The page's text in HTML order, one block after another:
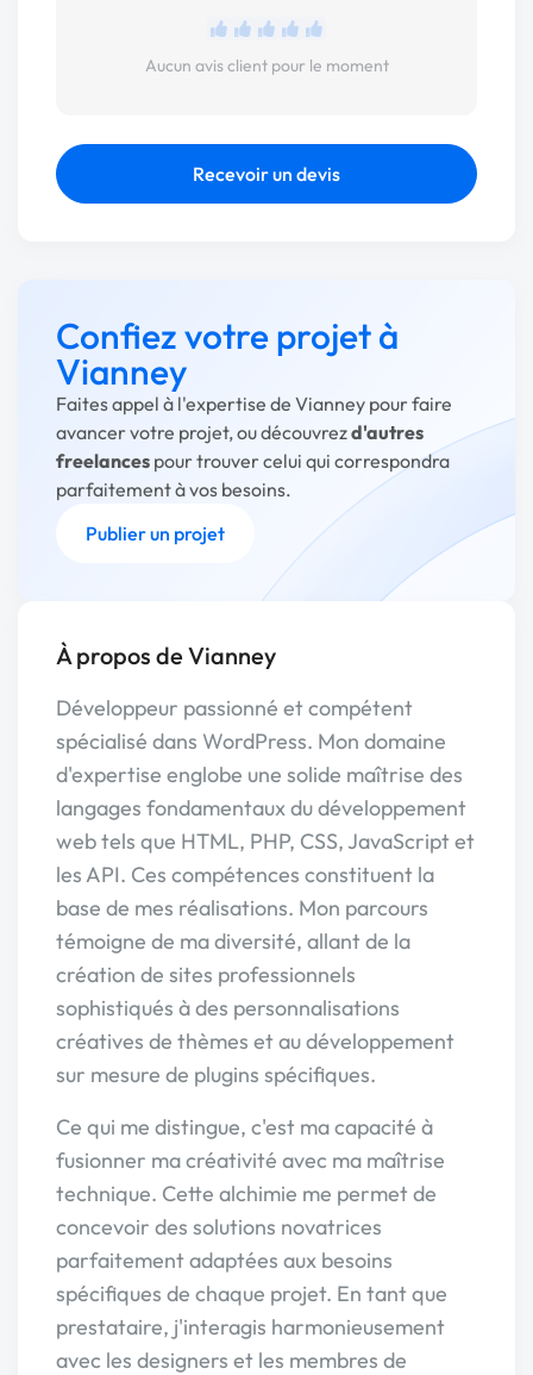
Aucun avis client pour le moment
Recevoir un devis
Confiez votre projet à
Vianney
Faites appel à l'expertise de Vianney pour faire
avancer votre projet, ou découvrezd'autres
freelances pour trouver celui qui correspondra
parfaitement à vos besoins.
Publier un projet
À propos de Vianney
Développeur passionné et compétent
spécialisé dans WordPress. Mon domaine
d'expertise englobe une solide maîtrise des
langages fondamentaux du développement
web tels que HTML, PHP, CSS, JavaScript et
les API. Ces compétences constituent la
base de mes réalisations. Mon parcours
témoigne de ma diversité, allant de la
création de sites professionnels
sophistiqués à des personnalisations
créatives de thèmes et au développement
sur mesure de plugins spécifiques.
Ce qui me distingue, c'est ma capacité à
fusionner ma créativité avec ma maîtrise
technique. Cette alchimie me permet de
concevoir des solutions novatrices
parfaitement adaptées aux besoins
spécifiques de chaque projet. En tant que
prestataire, j'interagis harmonieusement
avec les designers et les membres de